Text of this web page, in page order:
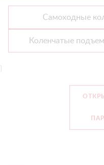
Самоходные
Коленчатые